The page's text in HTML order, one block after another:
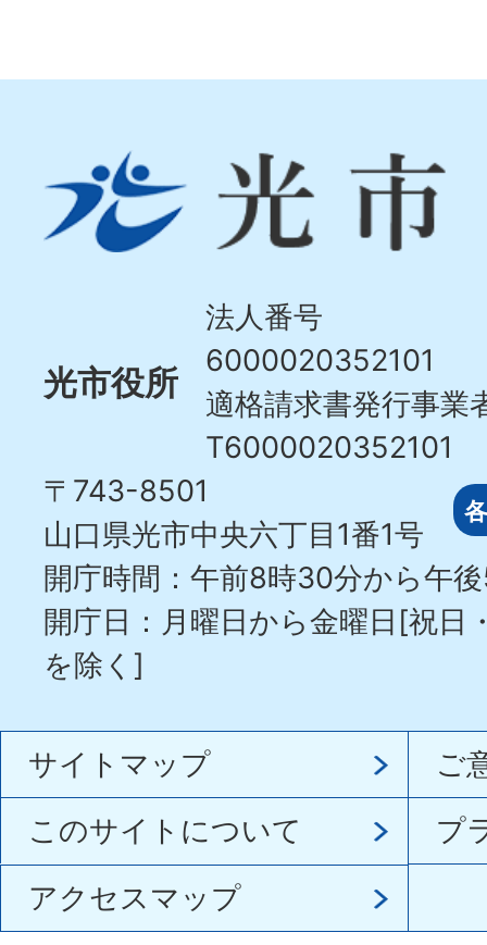
市
Hikari
光市役所
法人番号
6000020352101
適格請求書発行事業
T6000020352101
〒743-8501
山口県光市中央六丁目1番1号
開庁時間：午前8時30分から午
開庁日：月曜日から金曜日[祝日
を除く]
サイトマップ
ご
このサイトについて
プ
アクセスマップ